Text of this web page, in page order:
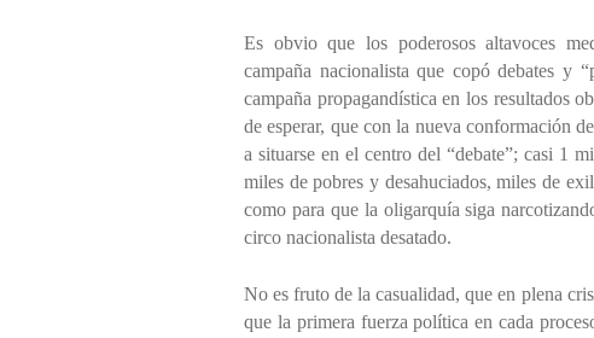
Es obvio que los poderosos altavoces
campaña nacionalista que copó debates y
campaña propagandística en los resultados
de esperar, que con la nueva conformación
a situarse en el centro del “debate”; casi 1
miles de pobres y desahuciados, miles de
como para que la oligarquía siga
circo nacionalista desatado.
No es fruto de la casualidad, que en plena
que la primera fuerza política en cada